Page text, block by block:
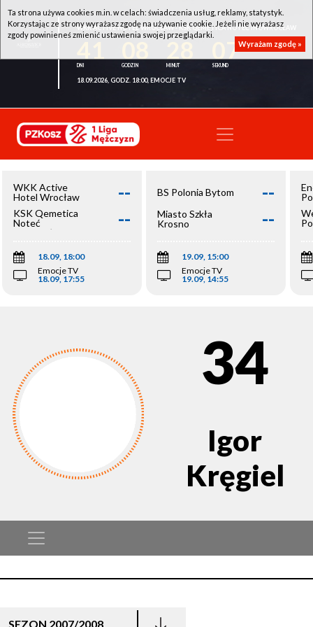
WKK ACTIVE HOTEL WROCŁAW - KSK QEMETICA NOTEĆ INOWROCŁAW
07
18.09.2026, GODZ. 18:00, EMOCJE TV
WKK Active
Hotel Wrocław
--
KSK Qemetica
Noteć
Inowrocław
--
18.09, 18:00
Emocje TV
18.09, 17:55
BS Polonia Bytom --
Miasto Szkła
Krosno
--
19.09, 15:00
Emocje TV
19.09, 14:55
34
Igor
Kręgiel
SEZON 2007/2008
Ta strona używa cookies m.in. w celach: świadczenia usług, reklamy, statystyk.
Korzystając ze strony wyrażasz zgodę na używanie cookie. Jeżeli nie wyrażasz
zgody powinieneś zmienić ustawienia swojej przeglądarki.
Wyrażam zgodę »